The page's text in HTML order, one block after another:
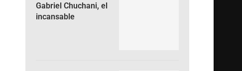
Gabriel Chuchani, el
incansable